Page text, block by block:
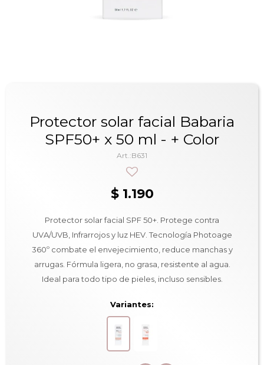
Protector solar facial Babaria
SPF50+ x 50 ml - + Color
B631
$ 1.190
Protector solar facial SPF 50+. Protege contra
UVA/UVB, Infrarrojos y luz HEV. Tecnología Photoage
360º combate el envejecimiento, reduce manchas y
arrugas. Fórmula ligera, no grasa, resistente al agua.
Ideal para todo tipo de pieles, incluso sensibles.
Variantes: